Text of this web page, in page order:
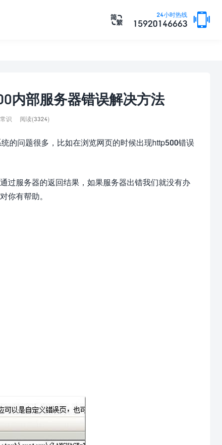
24小时热线
15920146663 

内部服务器错误解决方法
识 阅读(3324)
的问题很多，比如在浏览网页的时候出现http500错误
过服务器的返回结果，如果服务器出错我们就没有办
你有帮助。